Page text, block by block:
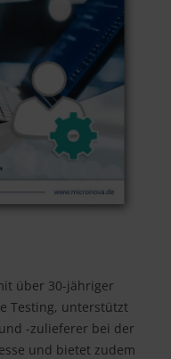
über 30-jähriger
Testing, unterstützt
-zulieferer bei der
und bietet zudem